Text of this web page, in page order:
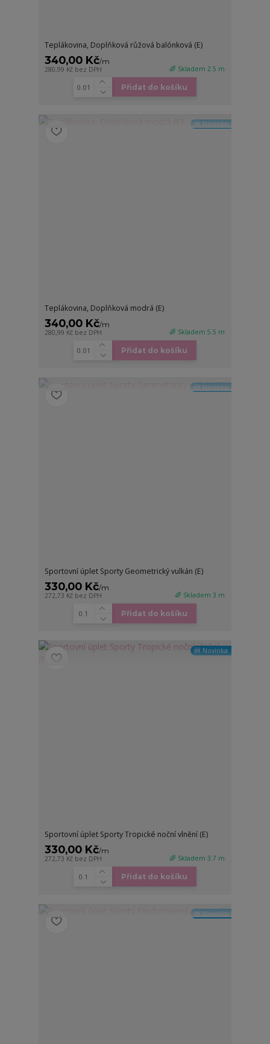
Teplákovina, Doplňková růžová balónková (E)
340,00 Kč/m
280,99 Kč bez DPH 🌈 Skladem 2.5 m
Přidat do košíku
🆕 Novinka
Teplákovina, Doplňková modrá (E)
340,00 Kč/m
280,99 Kč bez DPH 🌈 Skladem 5.5 m
Přidat do košíku
🆕 Novinka
Sportovní úplet Sporty Geometrický vulkán (E)
330,00 Kč/m
272,73 Kč bez DPH 🌈 Skladem 3 m
Přidat do košíku
🆕 Novinka
Sportovní úplet Sporty Tropické noční vlnění (E)
330,00 Kč/m
272,73 Kč bez DPH 🌈 Skladem 3.7 m
Přidat do košíku
🆕 Novinka